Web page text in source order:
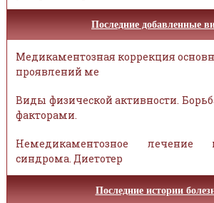
Последние добавленные
Медикаментозная коррекция
проявлений ме
Виды физической активности.
факторами.
Немедикаментозное лечение
синдрома. Диетотер
Последние истории